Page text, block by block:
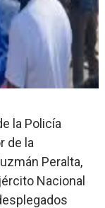
Luis Abinader
las “villas” y
garantizan
cúpula
la Policía
de la
Peralta,
Nacional